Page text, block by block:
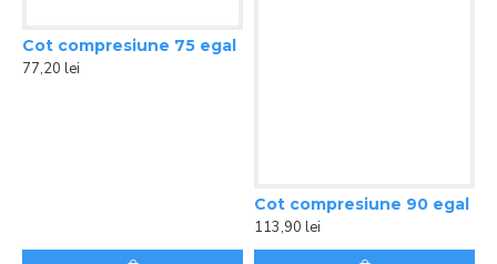
Cot compresiune 75 egal
77,20 lei